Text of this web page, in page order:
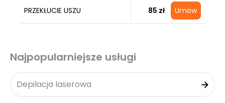
PRZEKŁUCIE USZU 85 zł Umów
Najpopularniejsze usługi
Depilacja laserowa